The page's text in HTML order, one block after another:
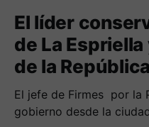
El líder
de La
de la
El jefe de Firmes por la
gobierno desde la